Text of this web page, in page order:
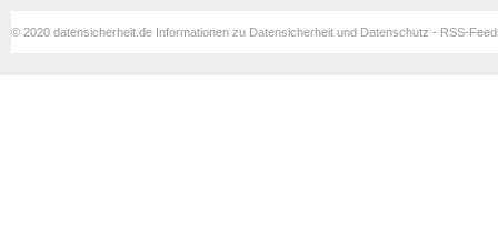
© 2020 datensicherheit.de Informationen zu Datensicherheit und Datenschutz - RSS-